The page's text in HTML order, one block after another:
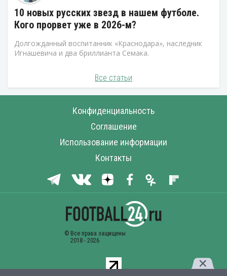
10 новых русских звезд в нашем футболе.
Кого прорвет уже в 2026-м?
Долгожданный воспитанник «Краснодара», наследник
Игнашевича и два бриллианта Семака.
Все статьи
Конфиденциальность
Соглашение
Использование информации
Контакты